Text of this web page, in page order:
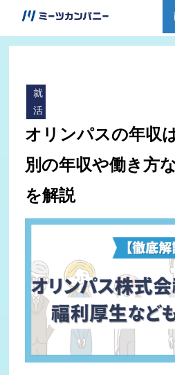
就
活
オリンパスの年収
別の年収や働き方
を解説